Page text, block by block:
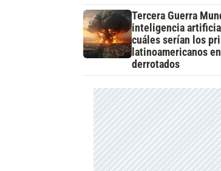
Tercera Guerra
inteligencia
cuáles serían los
latinoamericanos
derrotados